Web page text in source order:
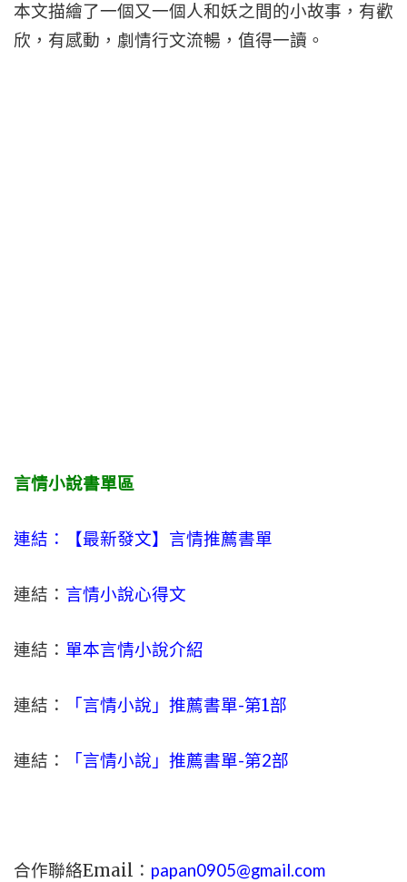
本文描繪了一個又一個人和妖之間的小故事，有歡
欣，有感動，劇情行文流暢，值得一讀。
言情小說書單區
連結：【最新發文】 言情推薦書單
連結： 言情小說心得文
連結： 單本言情小說介紹
連結： 「言情小說」推薦書單-第1部
連結： 「言情小說」推薦書單-第2部
合作聯絡Email： papan0905@gmail.com